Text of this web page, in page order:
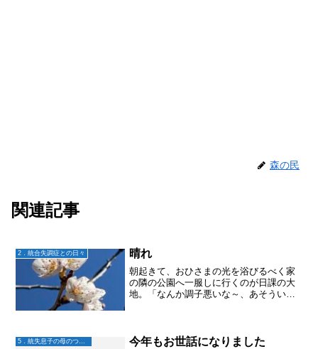
森の民
関連記事
2．統合失調症との日々 晴れ
朝起きて、おひさまの光を浴びるべく家
の隣の公園へ一服しに行くのが日課の大
地。「なんか調子悪いな～、あそういえ
かずに、「調子いいんでしょ...
5．統失息子の母のつぶやき 今年もお世話になりました